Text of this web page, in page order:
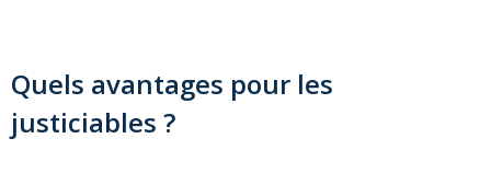
Quels avantages pour les
justiciables ?